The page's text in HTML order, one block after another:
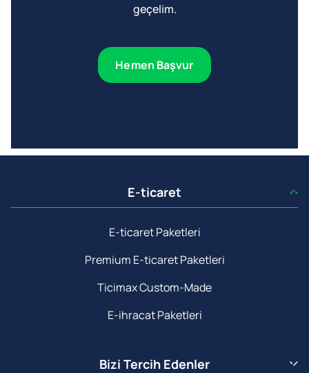
geçelim.
Hemen Başvur
E-ticaret
E-ticaret Paketleri
Premium E-ticaret Paketleri
Ticimax Custom-Made
E-ihracat Paketleri
Bizi Tercih Edenler